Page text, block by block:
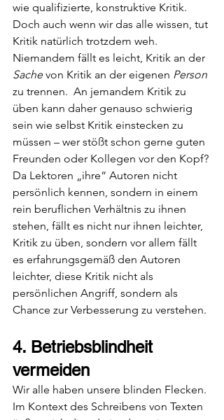
wie qualifizierte, konstruktive Kritik.
Doch auch wenn wir das alle wissen, tut
Kritik natürlich trotzdem weh.
Niemandem fällt es leicht, Kritik an der
Sache von Kritik an der eigenen Person
zu trennen.  An jemandem Kritik zu
üben kann daher genauso schwierig
sein wie selbst Kritik einstecken zu
müssen – wer stößt schon gerne guten
Freunden oder Kollegen vor den Kopf?
Da Lektoren „ihre“ Autoren nicht
persönlich kennen, sondern in einem
rein beruflichen Verhältnis zu ihnen
stehen, fällt es nicht nur ihnen leichter,
Kritik zu üben, sondern vor allem fällt
es erfahrungsgemäß den Autoren
leichter, diese Kritik nicht als
persönlichen Angriff, sondern als
Chance zur Verbesserung zu verstehen.
4. Betriebsblindheit
vermeiden
Wir alle haben unsere blinden Flecken.
Im Kontext des Schreibens von Texten